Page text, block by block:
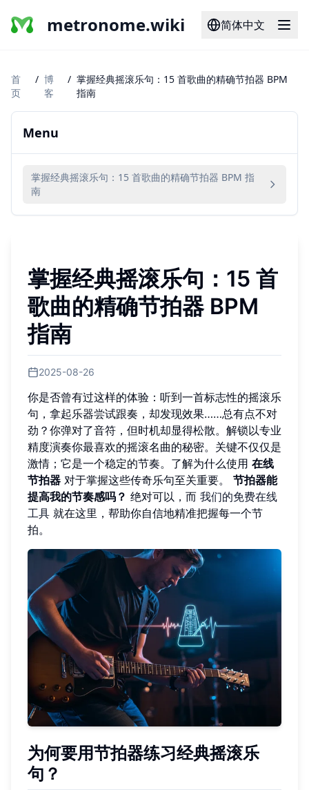
metronome.wiki 简体中文
首
页
/ 博
客
/ 掌握经典摇滚乐句：15 首歌曲的精确节拍器 BPM
指南
Menu
掌握经典摇滚乐句：15 首歌曲的精确节拍器 BPM 指
南
掌握经典摇滚乐句：15 首
歌曲的精确节拍器 BPM
指南
2025-08-26
你是否曾有过这样的体验：听到一首标志性的摇滚乐
句，拿起乐器尝试跟奏，却发现效果……总有点不对
劲？你弹对了音符，但时机却显得松散。解锁以专业
精度演奏你最喜欢的摇滚名曲的秘密。关键不仅仅是
激情；它是一个稳定的节奏。了解为什么使用 在线
节拍器 对于掌握这些传奇乐句至关重要。 节拍器能
提高我的节奏感吗？ 绝对可以，而 我们的免费在线
工具 就在这里，帮助你自信地精准把握每一个节
拍。
为何要用节拍器练习经典摇滚乐
句？